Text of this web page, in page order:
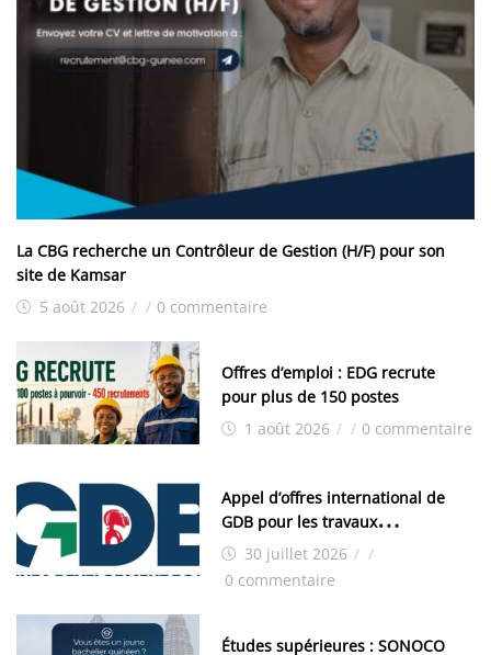
La CBG recherche un Contrôleur de Gestion (H/F) pour son
site de Kamsar
5 août 2026 / / 0 commentaire
Offres d’emploi : EDG recrute
pour plus de 150 postes
1 août 2026 / / 0 commentaire
Appel d’offres international de
GDB pour les travaux
d’aménagement de la zone
industrielle de FANDJE (PAZIF)
30 juillet 2026 / /
0 commentaire
Études supérieures : SONOCO